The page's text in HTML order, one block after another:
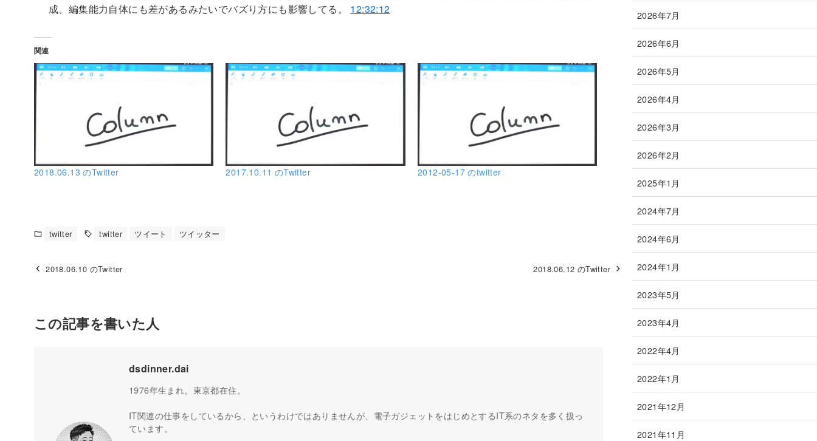
成、編集能力自体にも差があるみたいでバズり方にも影響してる。 12:32:12
関連
2018.06.13 のTwitter 2017.10.11 のTwitter 2012-05-17 のtwitter
twitter twitter ツイート ツイッター
2018.06.10 のTwitter 2018.06.12 のTwitter
この記事を書いた人
dsdinner.dai
1976年生まれ。東京都在住。
IT関連の仕事をしているから、というわけではありませんが、電子ガジェットをはじめとするIT系のネタを多く扱っ
ています。
2026年7月
2026年6月
2026年5月
2026年4月
2026年3月
2026年2月
2025年1月
2024年7月
2024年6月
2024年1月
2023年5月
2023年4月
2022年4月
2022年1月
2021年12月
2021年11月